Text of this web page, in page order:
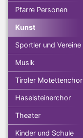
Pfarre Personen
Kunst
Sportler und Vereine
Musik
Tiroler Motettenchor
Haselsteinerchor
Theater
Kinder und Schule